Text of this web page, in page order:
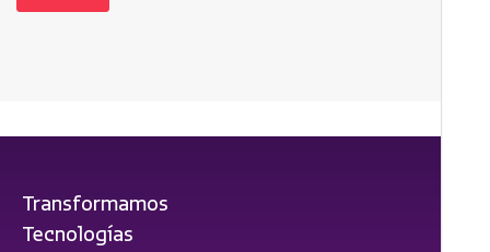
Transformamos
Tecnologías